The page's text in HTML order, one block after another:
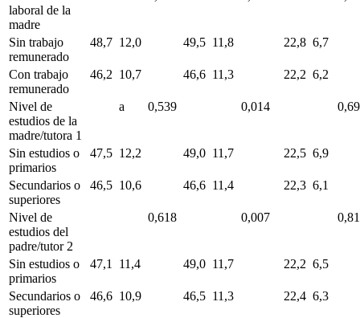
laboral de la
madre
Sin trabajo
remunerado
48,7 12,0 49,5 11,8 22,8 6,7
Con trabajo
remunerado
46,2 10,7 46,6 11,3 22,2 6,2
Nivel de
estudios de la
madre/tutora 1
a 0,539 0,014
Sin estudios o
primarios
47,5 12,2 49,0 11,7 22,5 6,9
Secundarios o
superiores
46,5 10,6 46,6 11,4 22,3 6,1
Nivel de
estudios del
padre/tutor 2
0,618 0,007
Sin estudios o
primarios
47,1 11,4 49,0 11,7 22,2 6,5
Secundarios o
superiores
46,6 10,9 46,5 11,3 22,4 6,3